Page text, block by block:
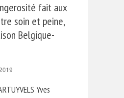
fait aux
soin et peine,
Belgique-
Yves